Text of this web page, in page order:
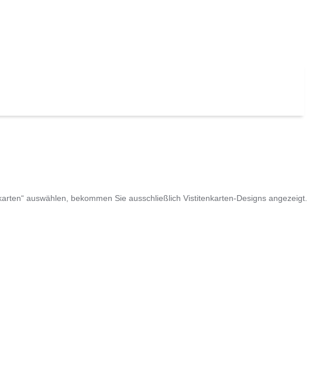
auswählen, bekommen Sie ausschließlich Vistitenkarten-Designs angezeigt.